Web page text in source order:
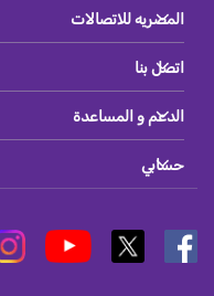
المصريه للاتصالات
اتصل بنا
الدعم و المساعدة
حسابي